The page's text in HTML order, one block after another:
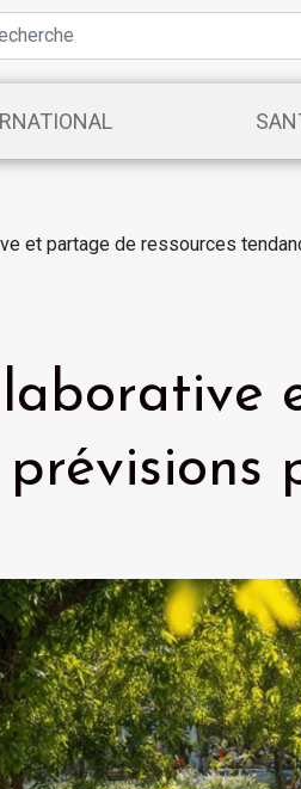
et partage de ressources